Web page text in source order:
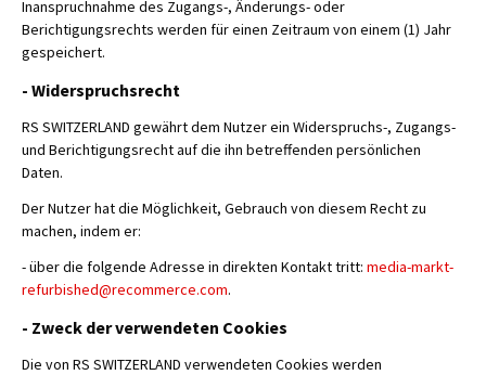
Inanspruchnahme des Zugangs-, Änderungs- oder
Berichtigungsrechts werden für einen Zeitraum von einem (1) Jahr
gespeichert.
- Widerspruchsrecht
RS SWITZERLAND gewährt dem Nutzer ein Widerspruchs-, Zugangs-
und Berichtigungsrecht auf die ihn betreffenden persönlichen
Daten.
Der Nutzer hat die Möglichkeit, Gebrauch von diesem Recht zu
machen, indem er:
- über die folgende Adresse in direkten Kontakt tritt: media-markt-
refurbished@recommerce.com.
- Zweck der verwendeten Cookies
Die von RS SWITZERLAND verwendeten Cookies werden